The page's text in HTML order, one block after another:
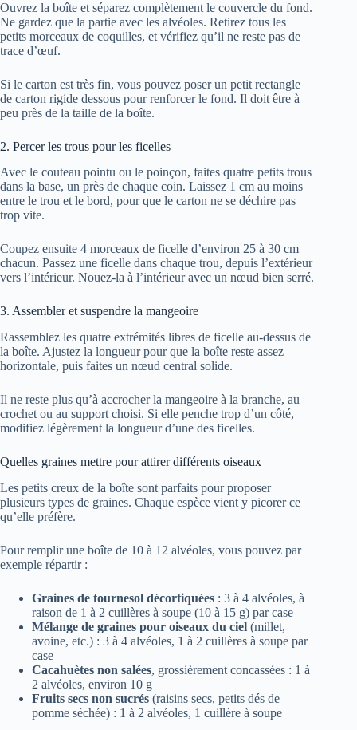
Ouvrez la boîte et séparez complètement le couvercle du fond.
Ne gardez que la partie avec les alvéoles. Retirez tous les
petits morceaux de coquilles, et vérifiez qu’il ne reste pas de
trace d’œuf.
Si le carton est très fin, vous pouvez poser un petit rectangle
de carton rigide dessous pour renforcer le fond. Il doit être à
peu près de la taille de la boîte.
2. Percer les trous pour les ficelles
Avec le couteau pointu ou le poinçon, faites quatre petits trous
dans la base, un près de chaque coin. Laissez 1 cm au moins
entre le trou et le bord, pour que le carton ne se déchire pas
trop vite.
Coupez ensuite 4 morceaux de ficelle d’environ 25 à 30 cm
chacun. Passez une ficelle dans chaque trou, depuis l’extérieur
vers l’intérieur. Nouez-la à l’intérieur avec un nœud bien serré.
3. Assembler et suspendre la mangeoire
Rassemblez les quatre extrémités libres de ficelle au-dessus de
la boîte. Ajustez la longueur pour que la boîte reste assez
horizontale, puis faites un nœud central solide.
Il ne reste plus qu’à accrocher la mangeoire à la branche, au
crochet ou au support choisi. Si elle penche trop d’un côté,
modifiez légèrement la longueur d’une des ficelles.
Quelles graines mettre pour attirer différents oiseaux
Les petits creux de la boîte sont parfaits pour proposer
plusieurs types de graines. Chaque espèce vient y picorer ce
qu’elle préfère.
Pour remplir une boîte de 10 à 12 alvéoles, vous pouvez par
exemple répartir :
Graines de tournesol décortiquées : 3 à 4 alvéoles, à
raison de 1 à 2 cuillères à soupe (10 à 15 g) par case
Mélange de graines pour oiseaux du ciel (millet,
avoine, etc.) : 3 à 4 alvéoles, 1 à 2 cuillères à soupe par
case
Cacahuètes non salées, grossièrement concassées : 1 à
2 alvéoles, environ 10 g
Fruits secs non sucrés (raisins secs, petits dés de
pomme séchée) : 1 à 2 alvéoles, 1 cuillère à soupe